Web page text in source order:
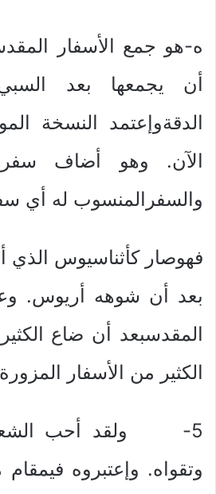
ه-هو جمع الأسفار
أن يجمعها بعد السبي
الدقةوإعتمد النسخة
الآن. وهو أضاف سفري
والسفرالمنسوب له أي
فهوصار كأثناسيوس الذي
بعد أن شوهه أريوس.
المقدسبعد أن ضاع
الكثير من الأسفار
5- ولقد أحب
وتقواه. وإعتبروه